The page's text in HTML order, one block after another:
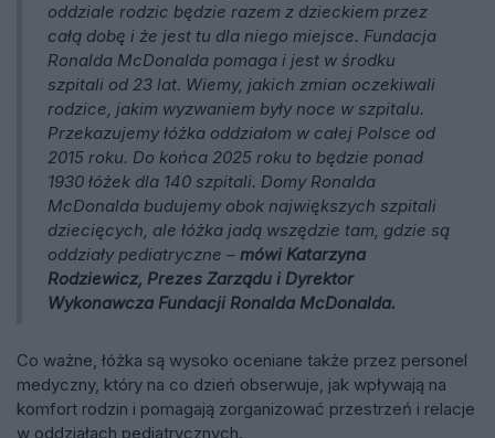
oddziale rodzic będzie razem z dzieckiem przez
całą dobę i że jest tu dla niego miejsce. Fundacja
Ronalda McDonalda pomaga i jest w środku
szpitali od 23 lat. Wiemy, jakich zmian oczekiwali
rodzice, jakim wyzwaniem były noce w szpitalu.
Przekazujemy łóżka oddziałom w całej Polsce od
2015 roku. Do końca 2025 roku to będzie ponad
1930 łóżek dla 140 szpitali. Domy Ronalda
McDonalda budujemy obok największych szpitali
dziecięcych, ale łóżka jadą wszędzie tam, gdzie są
oddziały pediatryczne – mówi Katarzyna
Rodziewicz, Prezes Zarządu i Dyrektor
Wykonawcza Fundacji Ronalda McDonalda.
Co ważne, łóżka są wysoko oceniane także przez personel
medyczny, który na co dzień obserwuje, jak wpływają na
komfort rodzin i pomagają zorganizować przestrzeń i relacje
w oddziałach pediatrycznych.